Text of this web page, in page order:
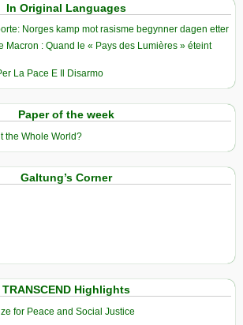
In Original Languages
Norges kamp mot rasisme begynner dagen etter
Macron : Quand le « Pays des Lumières » éteint
La Pace E Il Disarmo
Paper of the week
the Whole World?
Galtung’s Corner
TRANSCEND Highlights
for Peace and Social Justice